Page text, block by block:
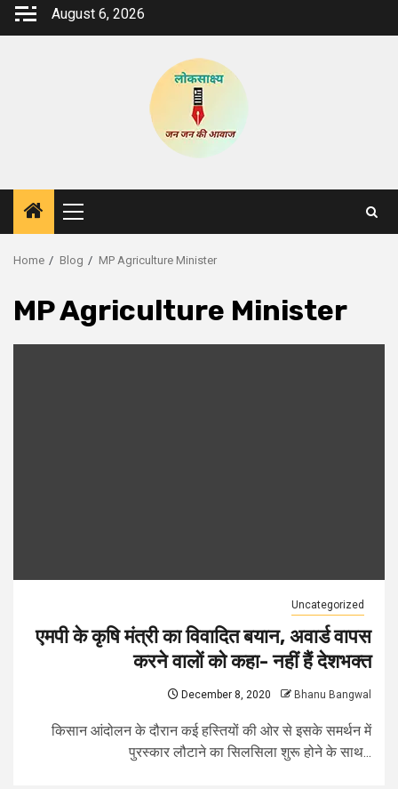
Skip
August 6, 2026
Primary
Menu
Home Blog MP Agriculture Minister
MP Agriculture Minister
Uncategorized
एमपी के कृषि मंत्री का विवादित बयान, अवार्ड वापस
करने वालों को कहा- नहीं हैं देशभक्त
December 8, 2020 Bhanu Bangwal
किसान आंदोलन के दौरान कई हस्तियों की ओर से इसके समर्थन में
पुरस्कार लौटाने का सिलसिला शुरू होने के साथ...